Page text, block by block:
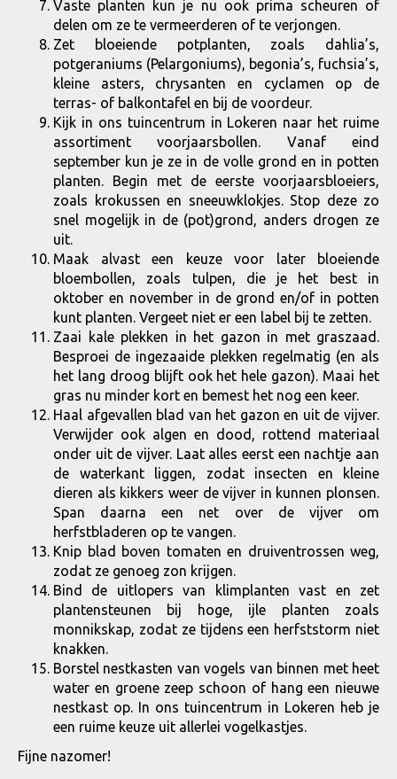
Vaste planten kun je nu ook prima scheuren of
delen om ze te vermeerderen of te verjongen.
Zet bloeiende potplanten, zoals dahlia’s,
potgeraniums (Pelargoniums), begonia’s, fuchsia’s,
kleine asters, chrysanten en cyclamen op de
terras- of balkontafel en bij de voordeur.
Kijk in ons tuincentrum in Lokeren naar het ruime
assortiment voorjaarsbollen. Vanaf eind
september kun je ze in de volle grond en in potten
planten. Begin met de eerste voorjaarsbloeiers,
zoals krokussen en sneeuwklokjes. Stop deze zo
snel mogelijk in de (pot)grond, anders drogen ze
uit.
Maak alvast een keuze voor later bloeiende
bloembollen, zoals tulpen, die je het best in
oktober en november in de grond en/of in potten
kunt planten. Vergeet niet er een label bij te zetten.
Zaai kale plekken in het gazon in met graszaad.
Besproei de ingezaaide plekken regelmatig (en als
het lang droog blijft ook het hele gazon). Maai het
gras nu minder kort en bemest het nog een keer.
Haal afgevallen blad van het gazon en uit de vijver.
Verwijder ook algen en dood, rottend materiaal
onder uit de vijver. Laat alles eerst een nachtje aan
de waterkant liggen, zodat insecten en kleine
dieren als kikkers weer de vijver in kunnen plonsen.
Span daarna een net over de vijver om
herfstbladeren op te vangen.
Knip blad boven tomaten en druiventrossen weg,
zodat ze genoeg zon krijgen.
Bind de uitlopers van klimplanten vast en zet
plantensteunen bij hoge, ijle planten zoals
monnikskap, zodat ze tijdens een herfststorm niet
knakken.
Borstel nestkasten van vogels van binnen met heet
water en groene zeep schoon of hang een nieuwe
nestkast op. In ons tuincentrum in Lokeren heb je
een ruime keuze uit allerlei vogelkastjes.
Fijne nazomer!